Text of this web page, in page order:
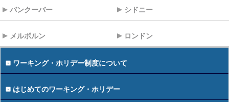
バンクーバー シドニー
メルボルン ロンドン
ワーキング・ホリデー制度について
はじめてのワーキング・ホリデー